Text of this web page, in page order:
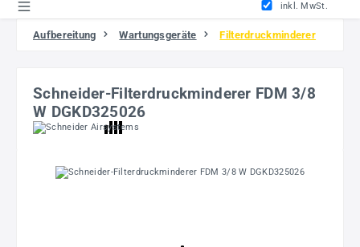
inkl. MwSt.
Aufbereitung Wartungsgeräte Filterdruckminderer
Schneider-Filterdruckminderer FDM 3/8
W DGKD325026
Bildergalerie überspringen